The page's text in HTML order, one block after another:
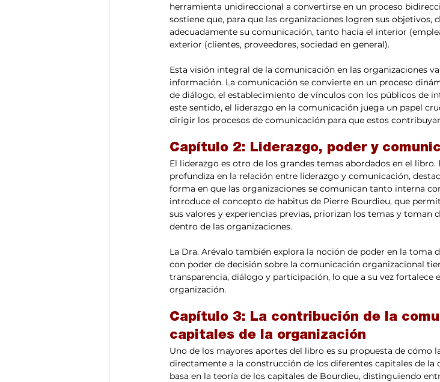
herramienta unidireccional a convertirse en un proceso
sostiene que, para que las organizaciones logren sus objetivos,
adecuadamente su comunicación, tanto hacia el interior
exterior (clientes, proveedores, sociedad en general).
Esta visión integral de la comunicación en las organizaciones
información. La comunicación se convierte en un proceso
de diálogo, el establecimiento de vínculos con los públicos de
este sentido, el liderazgo en la comunicación juega un papel
dirigir los procesos de comunicación para que estos
Capítulo 2: Liderazgo, poder y
El liderazgo es otro de los grandes temas abordados en el
profundiza en la relación entre liderazgo y comunicación,
forma en que las organizaciones se comunican tanto interna
introduce el concepto de habitus de Pierre Bourdieu, que
sus valores y experiencias previas, priorizan los temas y toman
dentro de las organizaciones.
La Dra. Arévalo también explora la noción de poder en la toma
con poder de decisión sobre la comunicación organizacional
transparencia, diálogo y participación, lo que a su vez fortalece
organización.
Capítulo 3: La contribución de la
capitales de la organización
Uno de los mayores aportes del libro es su propuesta de
directamente a la construcción de los diferentes capitales de la
basa en la teoría de los capitales de Bourdieu, distinguiendo